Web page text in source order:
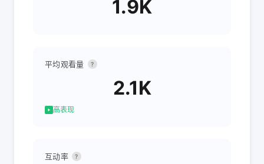
1.9K
平均观看量 ?
2.1K
高表现
互动率 ?